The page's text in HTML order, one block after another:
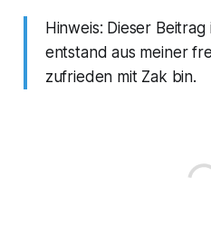
Hinweis: Dieser
entstand aus meiner
zufrieden mit Zak bin.